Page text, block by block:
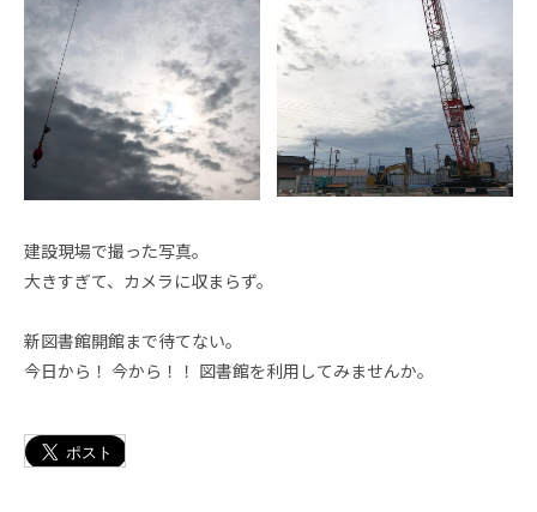
建設現場で撮った写真。
大きすぎて、カメラに収まらず。
新図書館開館まで待てない。
今日から！ 今から！！ 図書館を利用してみませんか。